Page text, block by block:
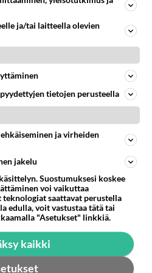
ja aktiivimallin.
myös Fortumin Uniperin
osakkeiden
johtui Fortumin
osakkeiden osto oli
oli varoitettu.
useat erilaiset kriisit ja
Päinvastoin, Suomessa
Orpon
sosiaaliturvaa
Varakkaiden
sektorin sote-
yksityisen
paranna.
hallitus ottaa lisää
kuin mitä viime
ja/tai laitteella olevien
tietojen perusteella
ja virheiden
jakelu
Suostumuksesi koskee
voi vaikuttaa
teknologiat saattavat perustella
edulla, voit vastustaa tätä tai
"Asetukset" linkkiä.
kaikki